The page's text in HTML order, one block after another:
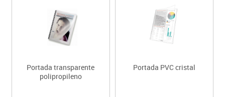
Portada transparente
polipropileno
Portada PVC cristal